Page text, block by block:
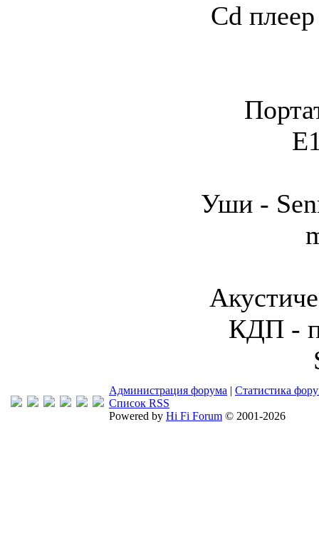
Cd
Уши -
КДП -
Администрация форума | Статистика
Список RSS
Powered by Hi Fi Forum © 2001-2026